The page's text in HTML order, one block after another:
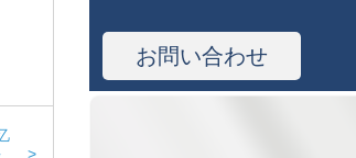
>
お問い合わせ